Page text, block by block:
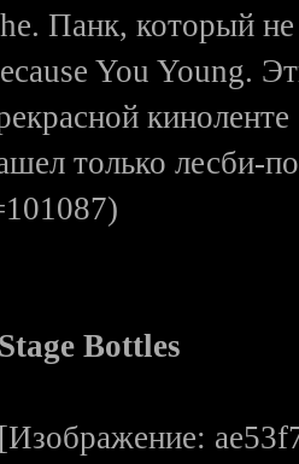
Панк, который не
You Young.
только лесби-
Stage Bottles